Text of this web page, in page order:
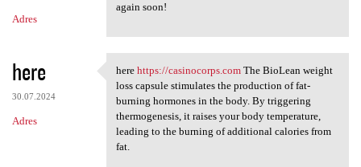
Adres
again soon!
here
30.07.2024
Adres
here https://casinocorps
here https://casinocorps.comThe BioLean weight
loss capsule stimulates the production of fat-
burning hormones in the body. By triggering
thermogenesis, it raises your body temperature,
leading to the burning of additional calories from
fat.